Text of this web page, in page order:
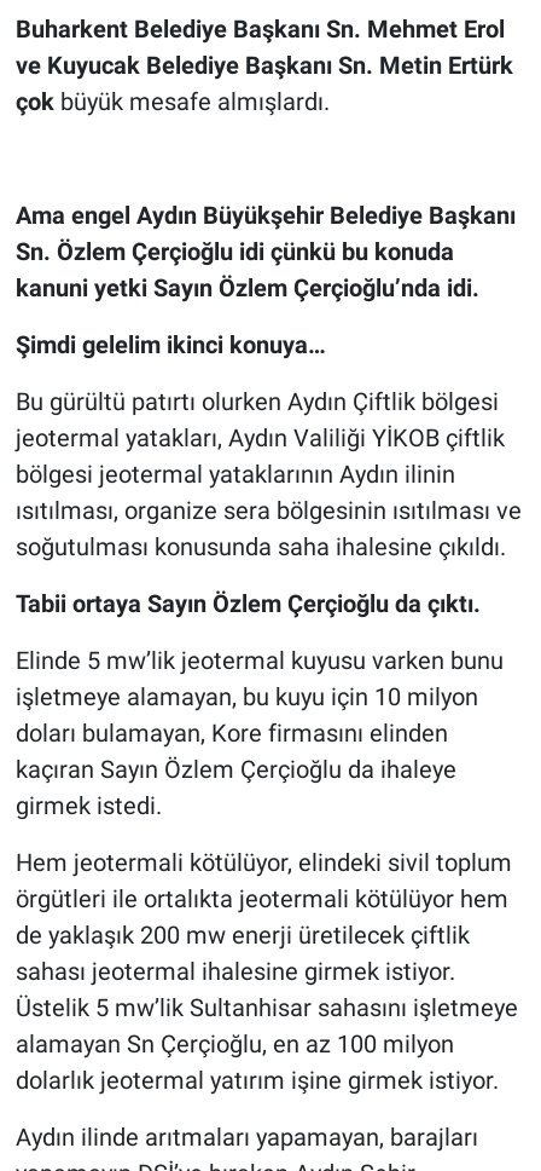
Buharkent Belediye Başkanı Sn. Mehmet Erol
ve Kuyucak Belediye Başkanı Sn. Metin Ertürk
çokbüyük mesafe almışlardı.
Ama engel Aydın Büyükşehir Belediye Başkanı
Sn. Özlem Çerçioğlu idi çünkü bu konuda
kanuni yetki Sayın Özlem Çerçioğlu’nda idi.
Şimdi gelelim ikinci konuya…
Bu gürültü patırtı olurken Aydın Çiftlik bölgesi
jeotermal yatakları, Aydın Valiliği YİKOB çiftlik
bölgesi jeotermal yataklarının Aydın ilinin
ısıtılması, organize sera bölgesinin ısıtılması ve
soğutulması konusunda saha ihalesine çıkıldı.
Tabii ortaya Sayın Özlem Çerçioğlu da çıktı.
Elinde 5 mw’lik jeotermal kuyusu varken bunu
işletmeye alamayan, bu kuyu için 10 milyon
doları bulamayan, Kore firmasını elinden
kaçıran Sayın Özlem Çerçioğlu da ihaleye
girmek istedi.
Hem jeotermali kötülüyor, elindeki sivil toplum
örgütleri ile ortalıkta jeotermali kötülüyor hem
de yaklaşık 200 mw enerji üretilecek çiftlik
sahası jeotermal ihalesine girmek istiyor.
Üstelik 5 mw’lik Sultanhisar sahasını işletmeye
alamayan Sn Çerçioğlu, en az 100 milyon
dolarlık jeotermal yatırım işine girmek istiyor.
Aydın ilinde arıtmaları yapamayan, barajları